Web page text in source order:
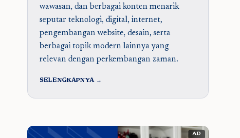
wawasan, dan berbagai konten menarik
seputar teknologi, digital, internet,
pengembangan website, desain, serta
berbagai topik modern lainnya yang
relevan dengan perkembangan zaman.
SELENGKAPNYA →
AD